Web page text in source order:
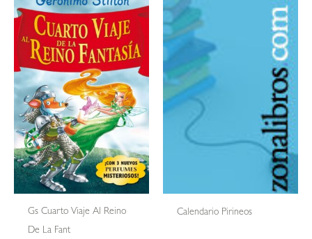
Gs Cuarto Viaje Al Reino
De La Fant
Calendario Pirineos